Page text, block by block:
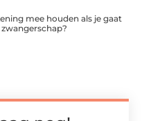
mee houden als je gaat